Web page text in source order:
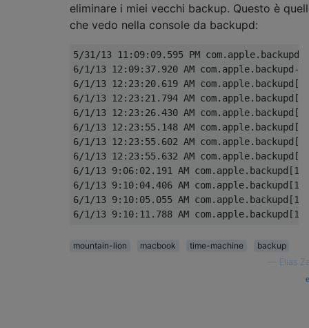
eliminare i miei vecchi backup. Questo è
che vedo nella console da backupd:
5/31/13 11:09:09.595 PM
6/1/13 12:09:37.920 AM
6/1/13 12:23:20.619 AM
6/1/13 12:23:21.794 AM
6/1/13 12:23:26.430 AM
6/1/13 12:23:55.148 AM
6/1/13 12:23:55.602 AM
6/1/13 12:23:55.632 AM
6/1/13 9:06:02.191 AM
6/1/13 9:10:04.406 AM
6/1/13 9:10:05.055 AM
mountain-lion macbook time-machine
backup
Elias